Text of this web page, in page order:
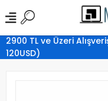
2900 TL ve Üzeri
120USD)